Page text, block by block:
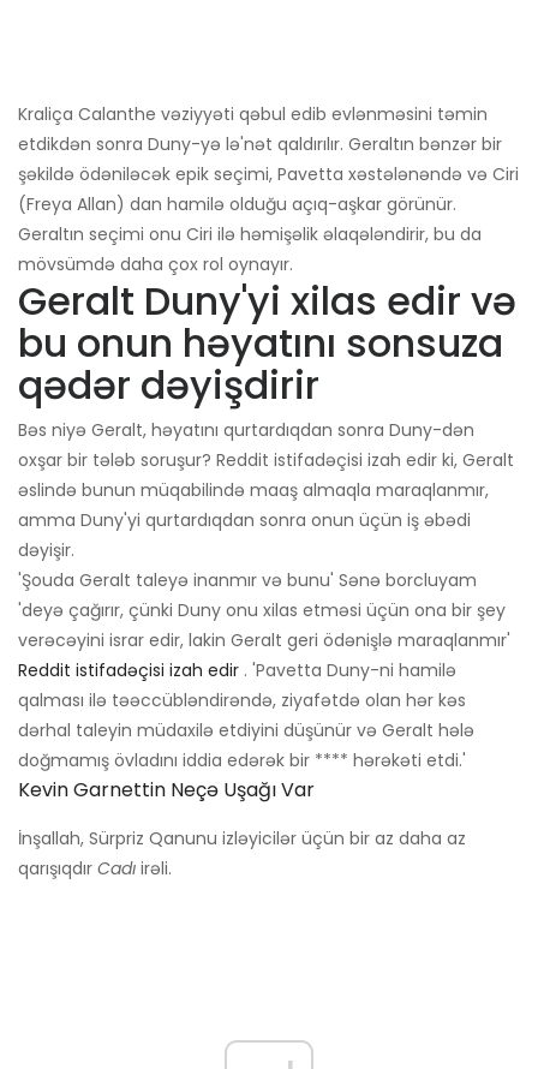
Kraliça Calanthe vəziyyəti qəbul edib evlənməsini təmin
etdikdən sonra Duny-yə lə'nət qaldırılır. Geraltın bənzər bir
şəkildə ödəniləcək epik seçimi, Pavetta xəstələnəndə və Ciri
(Freya Allan) dan hamilə olduğu açıq-aşkar görünür.
Geraltın seçimi onu Ciri ilə həmişəlik əlaqələndirir, bu da
mövsümdə daha çox rol oynayır.
Geralt Duny'yi xilas edir və
bu onun həyatını sonsuza
qədər dəyişdirir
Bəs niyə Geralt, həyatını qurtardıqdan sonra Duny-dən
oxşar bir tələb soruşur? Reddit istifadəçisi izah edir ki, Geralt
əslində bunun müqabilində maaş almaqla maraqlanmır,
amma Duny'yi qurtardıqdan sonra onun üçün iş əbədi
dəyişir.
'Şouda Geralt taleyə inanmır və bunu' Sənə borcluyam
'deyə çağırır, çünki Duny onu xilas etməsi üçün ona bir şey
verəcəyini israr edir, lakin Geralt geri ödənişlə maraqlanmır'
Reddit istifadəçisi izah edir . 'Pavetta Duny-ni hamilə
qalması ilə təəccübləndirəndə, ziyafətdə olan hər kəs
dərhal taleyin müdaxilə etdiyini düşünür və Geralt hələ
doğmamış övladını iddia edərək bir **** hərəkəti etdi.'
Kevin Garnettin Neçə Uşağı Var
İnşallah, Sürpriz Qanunu izləyicilər üçün bir az daha az
qarışıqdır Cadı irəli.